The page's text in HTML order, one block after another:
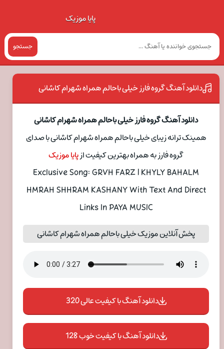
پایا موزیک
جستجو
دانلود آهنگ گروه فارز خیلی باحالم همراه شهرام کاشانی
دانلود آهنگ گروه فارز خیلی باحالم همراه شهرام کاشانی
همینک ترانه زیبای خیلی باحالم همراه شهرام کاشانی با صدای
گروه فارز به همراه بهترین کیفیت ازپایا موزیک
Exclusive Song: GRVH FARZ | KHYLY BAHALM
HMRAH SHHRAM KASHANY With Text And Direct
Links In PAYA MUSIC
پخش آنلاین موزیک خیلی باحالم همراه شهرام کاشانی
دانلود آهنگ با کیفیت عالی 320
دانلود آهنگ با کیفیت خوب 128